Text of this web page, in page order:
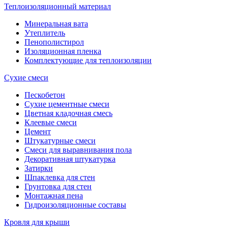
Теплоизоляционный материал
Минеральная вата
Утеплитель
Пенополистирол
Изоляционная пленка
Комплектующие для теплоизоляции
Сухие смеси
Пескобетон
Сухие цементные смеси
Цветная кладочная смесь
Клеевые смеси
Цемент
Штукатурные смеси
Смеси для выравнивания пола
Декоративная штукатурка
Затирки
Шпаклевка для стен
Грунтовка для стен
Монтажная пена
Гидроизоляционные составы
Кровля для крыши